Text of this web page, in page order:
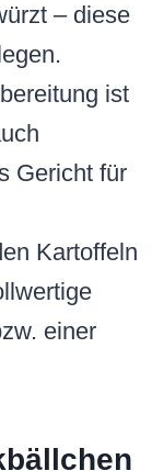
– diese
ist
Gericht für
Kartoffeln
einer